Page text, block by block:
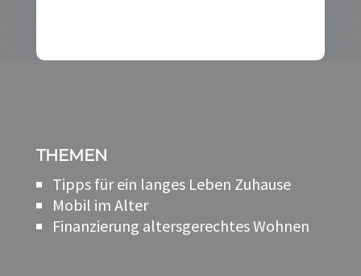
THEMEN
Tipps für ein langes Leben Zuhause
Mobil im Alter
Finanzierung altersgerechtes Wohnen